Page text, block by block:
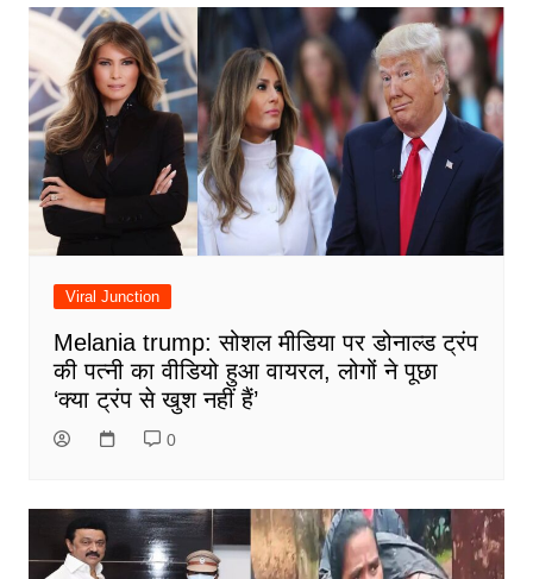
Viral Junction
Melania trump: सोशल मीडिया पर डोनाल्ड ट्रंप
की पत्नी का वीडियो हुआ वायरल, लोगों ने पूछा
‘क्या ट्रंप से खुश नहीं हैं’
0